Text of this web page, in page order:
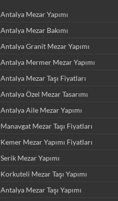
Antalya Mezar Yapımı
Antalya Mezar Bakımı
Antalya Granit Mezar Yapımı
Antalya Mermer Mezar Yapımı
Antalya Mezar Taşı Fiyatları
Antalya Özel Mezar Tasarımı
Antalya Aile Mezar Yapımı
Manavgat Mezar Taşı Fiyatları
Kemer Mezar Yapımı Fiyatları
Serik Mezar Yapımı
Korkuteli Mezar Taşı Yapımı
Antalya Mezar Taşı Yapımı